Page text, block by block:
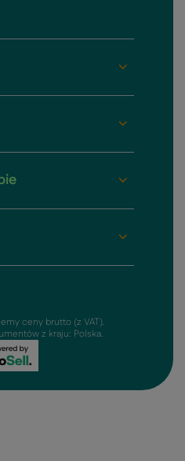
ceny brutto (z VAT).
z kraju: Polska.